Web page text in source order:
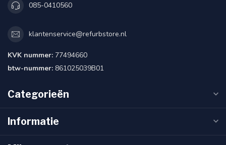
085-0410560
klantenservice@refurbstore.nl
KVK nummer: 77494660
btw-nummer: 861025039B01
Categorieën
Informatie